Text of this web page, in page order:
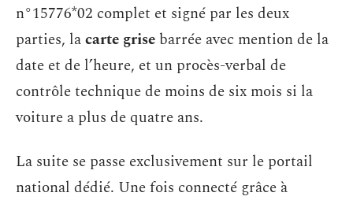
n°15776*02 complet et signé par les deux
parties, lacarte grise barrée avec mention de la
date et de l’heure, et un procès-verbal de
contrôle technique de moins de six mois si la
voiture a plus de quatre ans.
La suite se passe exclusivement sur le portail
national dédié. Une fois connecté grâce à